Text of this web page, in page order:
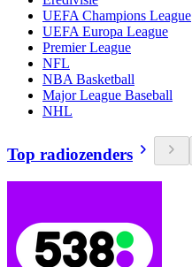
UEFA Champions League
UEFA Europa League
Premier League
NFL
NBA Basketball
Major League Baseball
NHL
Top radiozenders